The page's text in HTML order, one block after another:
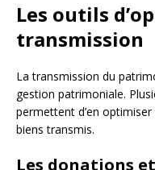
Les outils
transmission
La transmission du
gestion patrimoniale.
permettent d’en
biens transmis.
Les donations